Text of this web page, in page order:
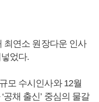
최연소 원장다운 인사
었다.
모 수시인사와 12월
공채 출신’ 중심의 물갈